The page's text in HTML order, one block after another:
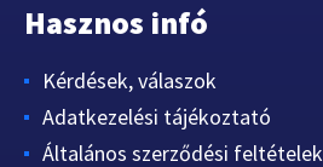
Hasznos infó
Kérdések, válaszok
Adatkezelési tájékoztató
Általános szerződési feltételek